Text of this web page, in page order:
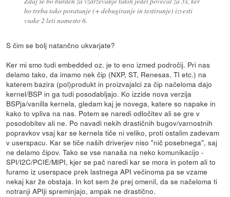
bo treba tako poratanje (+ debugiranje in testiranje) izvesti
vsake 2 leti namesto 6.
S čim se bolj natančno ukvarjate?
Ker mi smo tudi embedded oz. je to eno izmed področij. Pri nas
delamo tako, da imamo nek čip (NXP, ST, Renesas, TI etc.) na
katerem bazira (pol)produkt in proizvajalci za čip načeloma dajo
kernel/BSP in ga tudi posodabljajo. Ko izzide nova verzija
BSPja/vanilla kernela, gledam kaj je novega, katere so napake in
kako to vpliva na nas. Potem se naredi odločitev ali se gre v
posodobitev ali ne. Po navadi nekih drastičnih bugov/varnostnih
popravkov vsaj kar se kernela tiče ni veliko, proti ostalim zadevam
v userspacu. Kar se tiče naših driverjev niso "nič posebnega", saj
ne delamo čipov. Tako se vse nanaša na neko komunikacijo -
SPI/I2C/PCIE/MIPI, kjer se pač naredi kar se mora in potem ali to
furamo iz userspace prek lastnega API večinoma pa se vzame
nekaj kar že obstaja. In kot sem že prej omenil, da se načeloma ti
notranji APIji spreminjajo, ampak ne drastično.